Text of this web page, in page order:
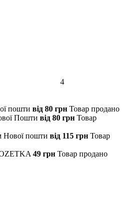
4
пошти від 80 грн Товар продано
Пошти від 80 грн Товар
Нової пошти від 115 грн Товар
49 грн Товар продано